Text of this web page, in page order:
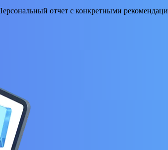
отчет с конкретными